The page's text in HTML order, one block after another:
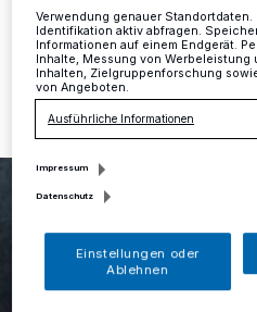
11.09.2018 , 09:27 Uhr Eine
Verwendung genauer
Identifikation aktiv abfragen.
Informationen auf einem Endgerät.
Inhalte, Messung von Werbeleistung
Inhalten, Zielgruppenforschung
von Angeboten.
Ausführliche Informationen
Impressum
Datenschutz
Einstellungen oder
Ablehnen